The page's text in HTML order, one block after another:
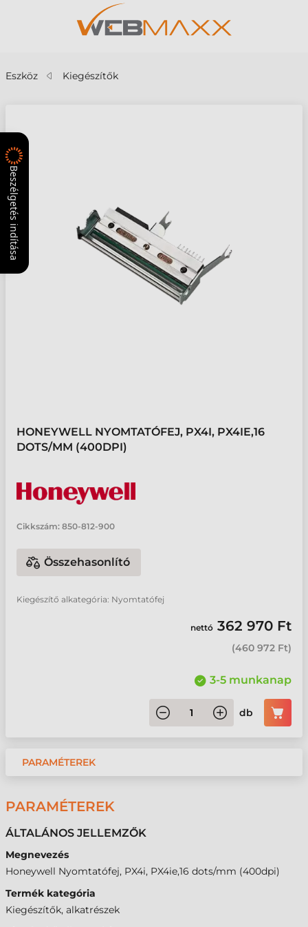
Eszköz Kiegészítők
HONEYWELL NYOMTATÓFEJ, PX4I, PX4IE,16
DOTS/MM (400DPI)
Cikkszám: 850-812-900
Összehasonlító
Kiegészítő alkategória: Nyomtatófej
nettó 362 970 Ft
(460 972 Ft)
3-5 munkanap
db
PARAMÉTEREK
PARAMÉTEREK
ÁLTALÁNOS JELLEMZŐK
Megnevezés
Honeywell Nyomtatófej, PX4i, PX4ie,16 dots/mm (400dpi)
Termék kategória
Kiegészítők, alkatrészek
Beszélgetés indítása